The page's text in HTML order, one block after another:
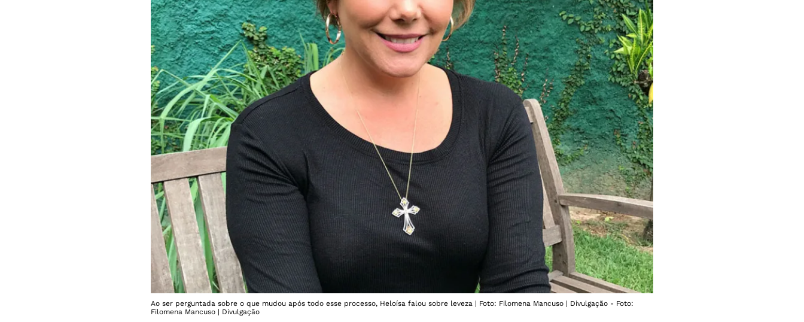
Ao ser perguntada sobre o que mudou após todo esse processo, Heloísa falou sobre leveza | Foto: Filomena Mancuso | Divulgação - Foto:
Filomena Mancuso | Divulgação